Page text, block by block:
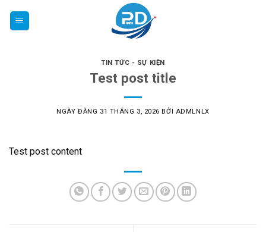
TIN TỨC - SỰ KIỆN
Test post title
NGÀY ĐĂNG 31 THÁNG 3, 2026 BỞI ADMLNLX
Test post content